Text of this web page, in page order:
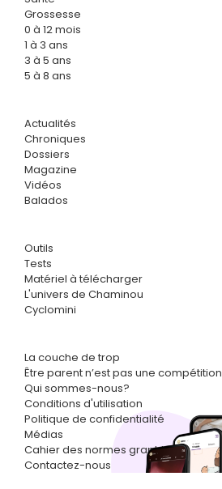
Grossesse
0 à 12 mois
1 à 3 ans
3 à 5 ans
5 à 8 ans
Actualités
Chroniques
Dossiers
Magazine
Vidéos
Balados
Outils
Tests
Matériel à télécharger
L'univers de Chaminou
Cyclomini
La couche de trop
Être parent n’est pas une compétition
Qui sommes-nous?
Conditions d'utilisation
Politique de confidentialité
Médias
Cahier des normes graphiques
Contactez-nous